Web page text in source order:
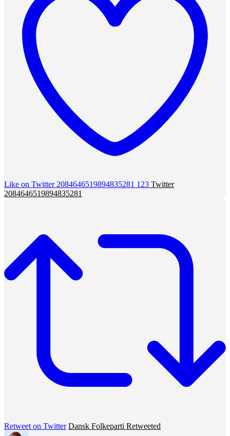
Like on Twitter 2084646519894835281 123 Twitter
2084646519894835281
Retweet on Twitter Dansk Folkeparti Retweeted